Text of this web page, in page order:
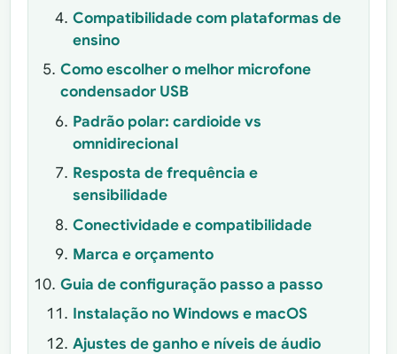
Compatibilidade com plataformas de
ensino
Como escolher o melhor microfone
condensador USB
Padrão polar: cardioide vs
omnidirecional
Resposta de frequência e
sensibilidade
Conectividade e compatibilidade
Marca e orçamento
Guia de configuração passo a passo
Instalação no Windows e macOS
Ajustes de ganho e níveis de áudio